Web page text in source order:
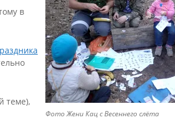
Фото Жени Кац с Весеннего слёта
в
теме),